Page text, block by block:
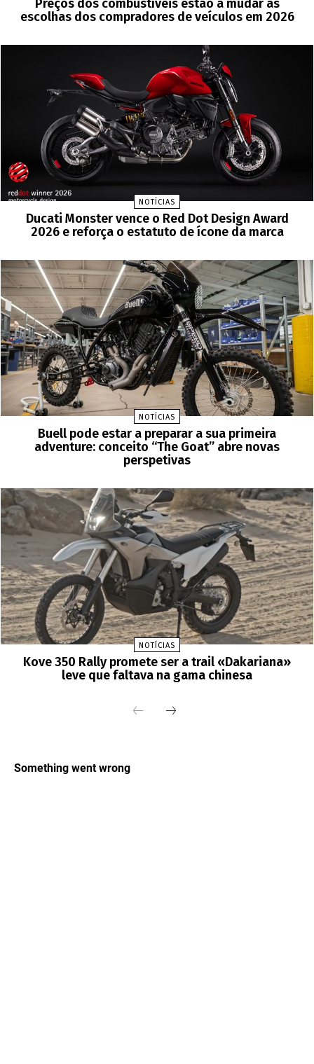
Preços dos combustíveis estão a mudar as
escolhas dos compradores de veículos em 2026
NOTÍCIAS
Ducati Monster vence o Red Dot Design Award
2026 e reforça o estatuto de ícone da marca
NOTÍCIAS
Buell pode estar a preparar a sua primeira
adventure: conceito “The Goat” abre novas
perspetivas
NOTÍCIAS
Kove 350 Rally promete ser a trail «Dakariana»
leve que faltava na gama chinesa